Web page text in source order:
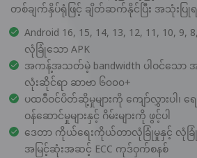
တစ်ချက်နှိပ်ရုံဖြင့် ချိတ်ဆက်နိုင်ပြီး အသုံး
Android 16, 15, 14, 13, 12, 11, 10,
လုံခြုံသော APK
အကန့်အသတ်မဲ့ bandwidth ပါဝင်သော
လုံးဆိုင်ရာ ဆာဗာ ၆၀၀၀+
ပထဝီဝင်ပိတ်ဆို့မှုများကို ကျော်လွှားပါ၊ ရေ
ဝန်ဆောင်မှုများနှင့် ဂိမ်းများကို ဖွင့်ပါ
ဒေတာ ကိုယ်ရေးကိုယ်တာလုံခြုံမှုနှင့် လုံခ
အမြင့်ဆုံးအဆင့် ECC ကုဒ်ဝှက်စနစ်